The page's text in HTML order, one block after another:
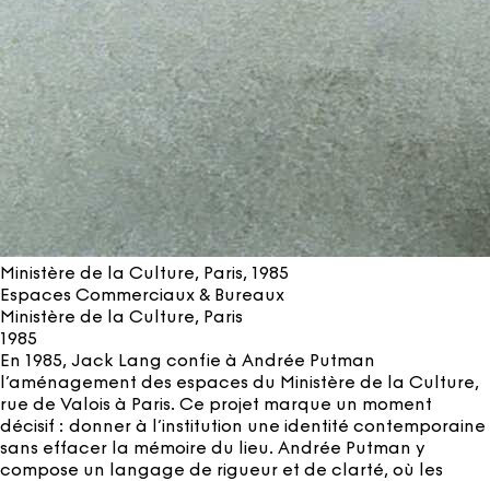
Ministère de la Culture, Paris, 1985
Espaces Commerciaux & Bureaux
Ministère de la Culture, Paris
1985
En 1985, Jack Lang confie à Andrée Putman
l’aménagement des espaces du Ministère de la Culture,
rue de Valois à Paris. Ce projet marque un moment
décisif : donner à l’institution une identité contemporaine
sans effacer la mémoire du lieu. Andrée Putman y
compose un langage de rigueur et de clarté, où les